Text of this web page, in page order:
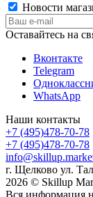
Новости
Оставайтесь на
Вконтакте
Telegram
WhatsApp
Наши контакты
+7 (495)478-70-78
+7 (495)478-70-78
г. Щелково ул.
2026 © Skillup
Вся информация